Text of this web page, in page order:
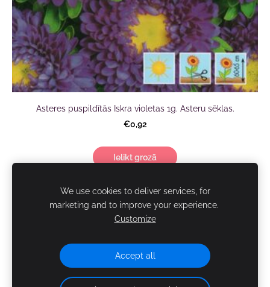
Asteres puspildītās Iskra violetas 1g. Asteru sēklas.
€0,92
Ielikt grozā
KONTAKTI PIEGĀDE
We use cookies to deliver services, for
marketing and to improve your experience.
Customize
Accept all